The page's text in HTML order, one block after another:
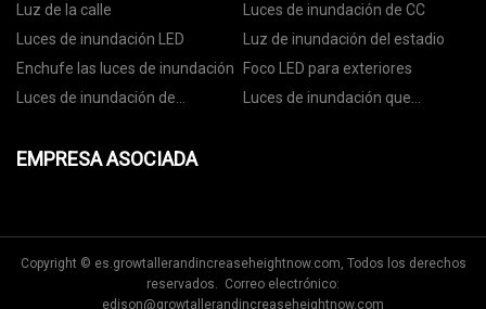
Luz de la calle
Luces de inundación de CC
Luces de inundación LED
Luz de inundación del estadio
Enchufe las luces de inundación
Foco LED para exteriores
Luces de inundación de
Luces de inundación que
EMPRESA ASOCIADA
Copyright © es.growtallerandincreaseheightnow.com, Todos los derechos
reservados. Correo electrónico:
edison@growtallerandincreaseheightnow.com